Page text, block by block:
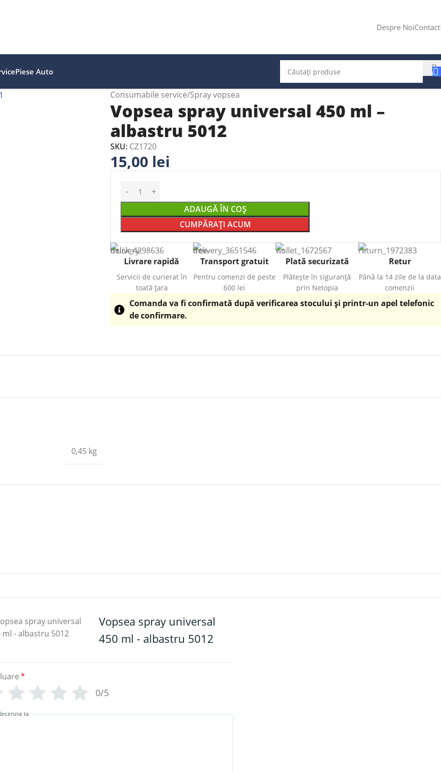
Despre NoiContact
Piese Auto
Consumabile service Spray vopsea
Vopsea spray universal 450 ml –
albastru 5012
SKU: CZ1720
15,00 lei
ADAUGĂ ÎN COȘ
CUMPĂRAȚI ACUM
Livrare rapidă
Servicii de curierat în
toată țara
Transport gratuit
Pentru comenzi de peste
600 lei
Plată securizată
Plătește în siguranță
prin Netopia
Retur
Până la 14 zile de la data
comenzii
Comanda va fi confirmată după verificarea stocului și printr-un apel telefonic
de confirmare.
0,45 kg
Vopsea spray universal
450 ml - albastru 5012
*
0/5
ta